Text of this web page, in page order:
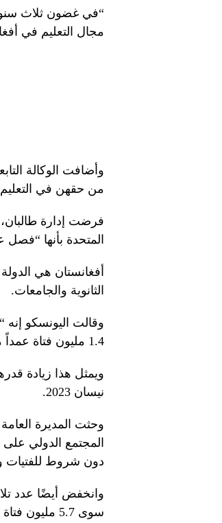
“في غضون ثلاث
مجال التعليم في
من حقهن في التعليم، وهو ما يمثل 80 في المائة من
فرضت إدارة طالبان،
المتحدة بأنها
أفغانستان هي
الثانوية والجامعات.
وقالت اليونسكو
1.4 مليون فتاة عمداً من الوصول إلى التعليم الثانوي منذ عام 2021”.
نيسان 2023.
وحثت المديرة
المجتمع الدولي
دون شروط للفتيات
وانخفض أيضًا عدد